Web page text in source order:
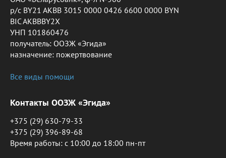
р/с BY21 AKBB 3015 0000 0426 6600 0000 BYN
BIC AKBBBY2X
УНП 101860476
получатель: ООЗЖ «Эгида»
назначение: пожертвование
Все виды помощи
Контакты ООЗЖ «Эгида»
+375 (29) 630-79-33
+375 (29) 396-89-68
Время работы: c 10:00 до 18:00 пн-пт